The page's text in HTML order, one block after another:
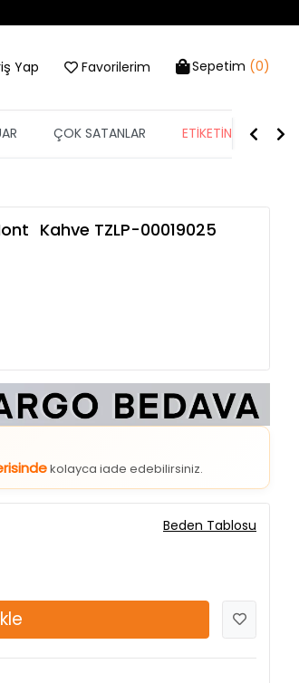
Yap Favorilerim Sepetim (0)
ÇOK SATANLAR ETİKETİN YARISI
Kahve TZLP-00019025
kolayca iade edebilirsiniz.